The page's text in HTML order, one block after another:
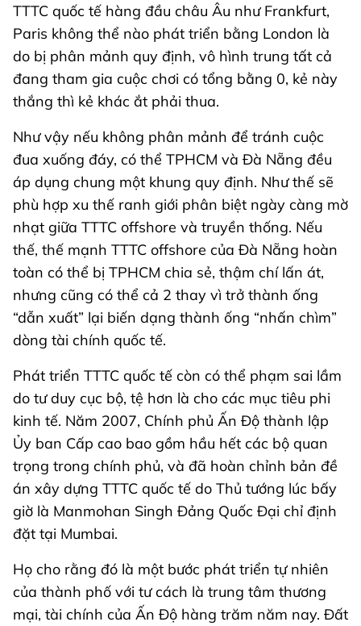
TTTC quốc tế hàng đầu châu Âu như Frankfurt,
Paris không thể nào phát triển bằng London là
do bị phân mảnh quy định, vô hình trung tất cả
đang tham gia cuộc chơi có tổng bằng 0, kẻ này
thắng thì kẻ khác ắt phải thua.
Như vậy nếu không phân mảnh để tránh cuộc
đua xuống đáy, có thể TPHCM và Đà Nẵng đều
áp dụng chung một khung quy định. Như thế sẽ
phù hợp xu thế ranh giới phân biệt ngày càng mờ
nhạt giữa TTTC offshore và truyền thống. Nếu
thế, thế mạnh TTTC offshore của Đà Nẵng hoàn
toàn có thể bị TPHCM chia sẻ, thậm chí lấn át,
nhưng cũng có thể cả 2 thay vì trở thành ống
“dẫn xuất” lại biến dạng thành ống “nhấn chìm”
dòng tài chính quốc tế.
Phát triển TTTC quốc tế còn có thể phạm sai lầm
do tư duy cục bộ, tệ hơn là cho các mục tiêu phi
kinh tế. Năm 2007, Chính phủ Ấn Độ thành lập
Ủy ban Cấp cao bao gồm hầu hết các bộ quan
trọng trong chính phủ, và đã hoàn chỉnh bản đề
án xây dựng TTTC quốc tế do Thủ tướng lúc bấy
giờ là Manmohan Singh Đảng Quốc Đại chỉ định
đặt tại Mumbai.
Họ cho rằng đó là một bước phát triển tự nhiên
của thành phố với tư cách là trung tâm thương
mại, tài chính của Ấn Độ hàng trăm năm nay. Đất